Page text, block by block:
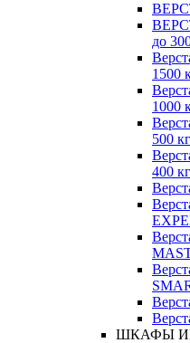
до
1500
1000
500 кг
400 кг
ШКАФЫ